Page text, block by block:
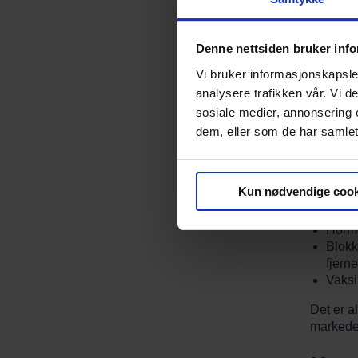
Denne nettsiden bruker
Vi bruker
analysere trafikken vår. Vi
sosiale medier,
dem, eller som de har
Kun nødvendige
forsker
Det er